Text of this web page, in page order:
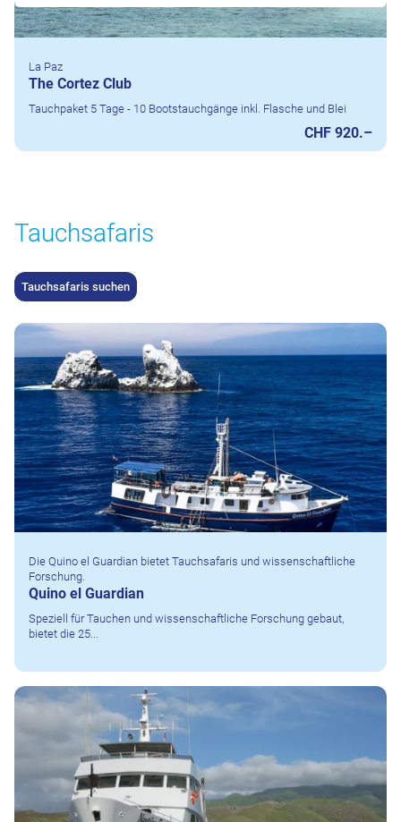
La Paz
The Cortez Club
Tauchpaket 5 Tage - 10 Bootstauchgänge inkl. Flasche und Blei
CHF 920.–
Tauchsafaris
Tauchsafaris suchen
Die Quino el Guardian bietet Tauchsafaris und wissenschaftliche
Forschung.
Quino el Guardian
Speziell für Tauchen und wissenschaftliche Forschung gebaut,
bietet die 25...